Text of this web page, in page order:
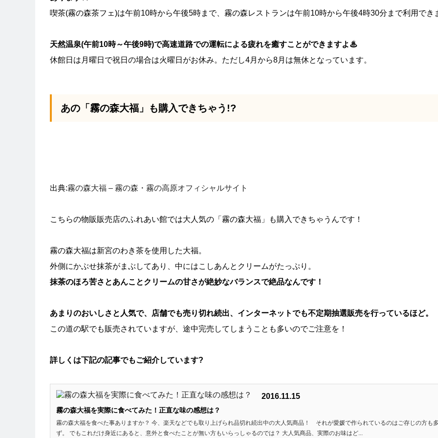
喫茶(霧の森茶フェ)は午前10時から午後5時まで、霧の森レストランは午前10時から午後4時30分まで利用でき
天然温泉(午前10時～午後9時)で高速道路での運転による疲れを癒すことができますよ♨
休館日は月曜日で祝日の場合は火曜日がお休み。ただし4月から8月は無休となっています。
あの「霧の森大福」も購入できちゃう!?
出典:霧の森大福 – 霧の森・霧の高原オフィシャルサイト
こちらの物販販売店のふれあい館では大人気の「霧の森大福」も購入できちゃうんです！
霧の森大福は新宮のわき茶を使用した大福。
外側にかぶせ抹茶がまぶしてあり、中にはこしあんとクリームがたっぷり。
抹茶のほろ苦さとあんことクリームの甘さが絶妙なバランスで絶品なんです！
あまりのおいしさと人気で、店舗でも売り切れ続出、インターネットでも不定期抽選販売を行っているほど。
この道の駅でも販売されていますが、途中完売してしまうことも多いのでご注意を！
詳しくは下記の記事でもご紹介しています?
2016.11.15
霧の森大福を実際に食べてみた！正直な味の感想は？
霧の森大福を食べた事ありますか？ 今、楽天などでも取り上げられ品切れ続出中の大人気商品！ それが愛媛で作られているのはご存じの方も
ず。 でもこれだけ身近にあると、意外と食べたことが無い方もいらっしゃるのでは？ 大人気商品、実際のお味はど...